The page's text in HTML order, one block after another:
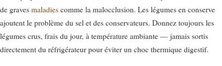
de graves maladies comme la malocclusion. Les légumes en conserve
ajoutent le problème du sel et des conservateurs. Donnez toujours les
légumes crus, frais du jour, à température ambiante — jamais sortis
directement du réfrigérateur pour éviter un choc thermique digestif.